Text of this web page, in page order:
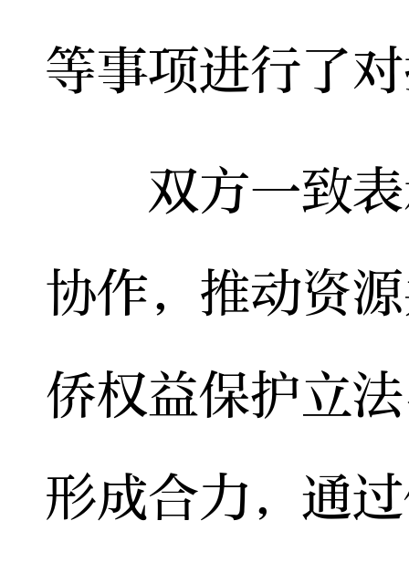
等事项进行了
双方一致表
协作，推动资
侨权益保护立
形成合力，通